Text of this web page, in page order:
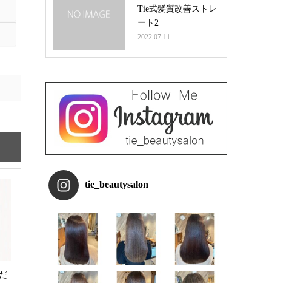
Tie式髪質改善ストレ
ート2
2022.07.11
tie_beautysalon